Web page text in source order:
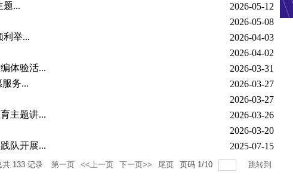
题...
2026-05-12
2026-05-08
利举...
2026-04-03
2026-04-02
体验活...
2026-03-31
务...
2026-03-27
2026-03-27
主题讲...
2026-03-26
2026-03-20
队开展...
2025-07-15
共 133 记录 第一页 <<上一页 下一页>> 尾页 页码 1/10 跳转到